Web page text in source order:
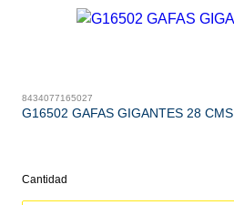
8434077165027
G16502 GAFAS GIGANTES 28 CMS
Cantidad